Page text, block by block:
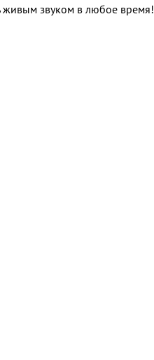
живым звуком в любое время!